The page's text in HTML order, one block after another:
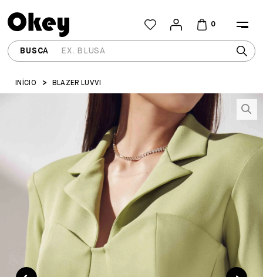
0
INÍCIO BLAZER LUVVI